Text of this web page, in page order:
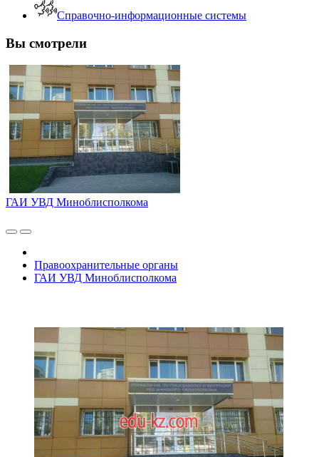
Справочно-информационные системы
Вы смотрели
ГАИ УВД Миноблисполкома
Правоохранительные органы
ГАИ УВД Миноблисполкома